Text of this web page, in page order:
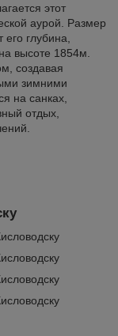
этот
аурой. Размер
глубина,
высоте 1854м.
создавая
зимними
на санках,
отдых,